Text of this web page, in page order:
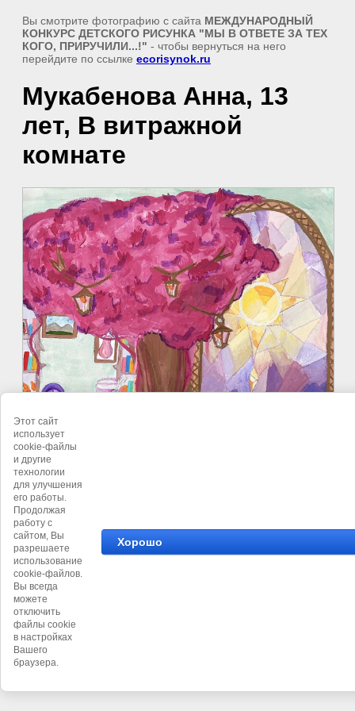
Вы смотрите фотографию с сайта МЕЖДУНАРОДНЫЙ
КОНКУРС ДЕТСКОГО РИСУНКА "МЫ В ОТВЕТЕ ЗА ТЕХ
КОГО, ПРИРУЧИЛИ...!" - чтобы вернуться на него
перейдите по ссылке ecorisynok.ru
Мукабенова Анна, 13
лет, В витражной
комнате
©МЕЖДУНАРОДНЫЙ КОНКУРС ДЕТСКОГО РИСУНКА
"МЫ В ОТВЕТЕ ЗА ТЕХ КОГО, ПРИРУЧИЛИ...!"
Этот сайт
использует
cookie-файлы
и другие
технологии
для улучшения
его работы.
Продолжая
работу с
сайтом, Вы
разрешаете
использование
cookie-файлов.
Вы всегда
можете
отключить
файлы cookie
в настройках
Вашего
браузера.
Хорошо